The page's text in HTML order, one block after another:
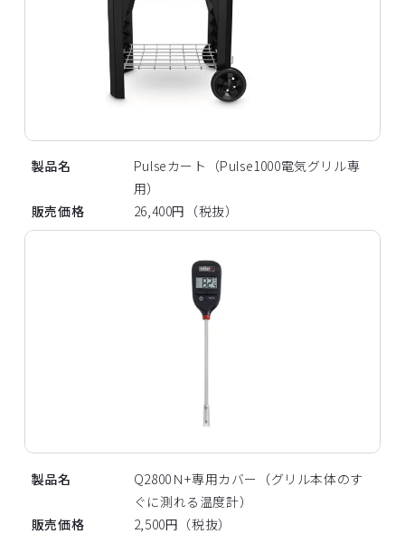
製品名
Pulseカート（Pulse1000電気グリル専
用）
販売価格
26,400円（税抜）
製品名
Q2800Ｎ+専用カバー（グリル本体のす
ぐに測れる温度計）
販売価格
2,500円（税抜）